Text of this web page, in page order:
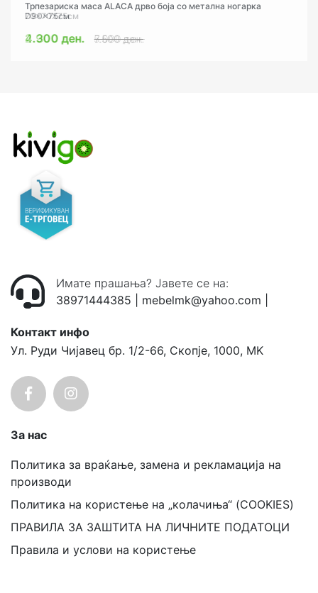
Трпезариска маса ALACA дрво боја со метална ногарка
D90x75cм
4.300 ден. 7.500 ден.
Трпезариска маса ALACA дрво боја со метална ногарка
70x70Х75cм
2.900 ден. 5.000 ден.
Имате прашања? Јавете се на:
38971444385
mebelmk@yahoo.com
Контакт инфо
Ул. Руди Чијавец бр. 1/2-66, Скопје, 1000, MK
За нас
Политика за враќање, замена и рекламација на
производи
Политика на користење на „колачиња“ (COOKIES)
ПРАВИЛА ЗА ЗАШТИТА НА ЛИЧНИТЕ ПОДАТОЦИ
Правила и услови на користење